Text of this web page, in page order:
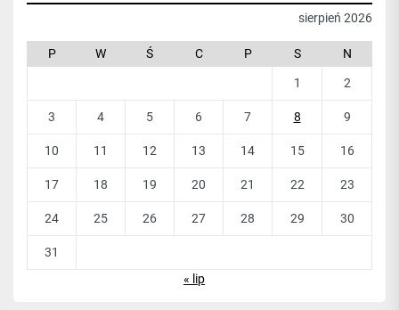
sierpień 2026
P W Ś C P S N
1 2
3 4 5 6 7 8 9
10 11 12 13 14 15 16
17 18 19 20 21 22 23
24 25 26 27 28 29 30
31
« lip